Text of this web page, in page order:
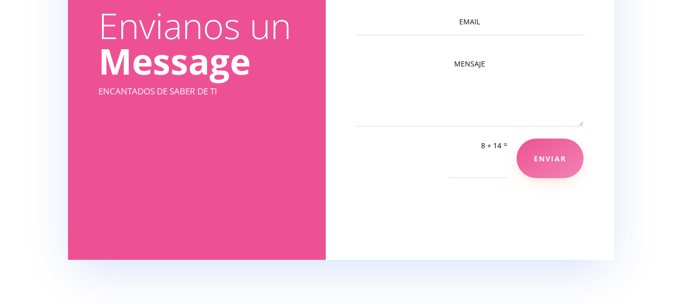
Envianos un
Message
ENCANTADOS DE SABER DE TI
8 + 14=
ENVIAR